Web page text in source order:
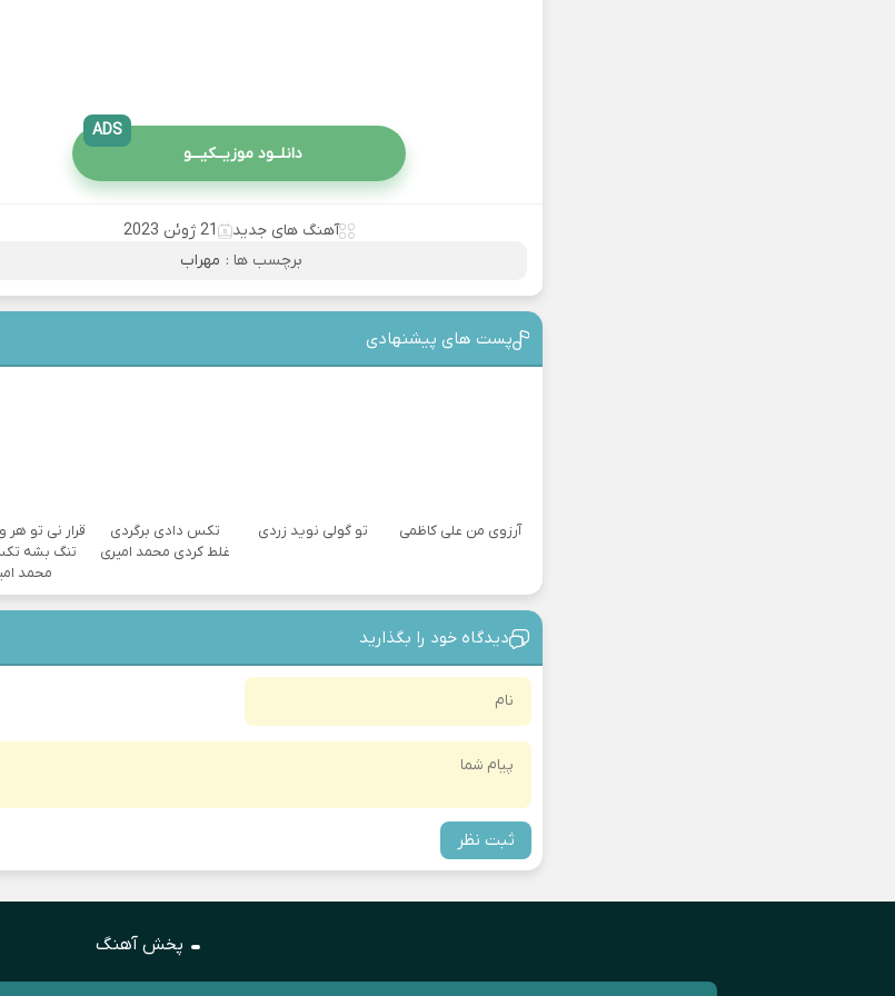
دانلــود موزیــکیـــو
ADS
آهنگ های جدید
21 ژوئن 2023
برچسب ها : مهراب
پست های پیشنهادی
آرزوی من علی کاظمی تو گولی نوید زردی
تکس دادی برگردی
غلط کردی محمد امیری
قرار نی تو
تنگ بشه
محمد
دیدگاه خود را بگذارید
ثبت نظر
پخش آهنگ